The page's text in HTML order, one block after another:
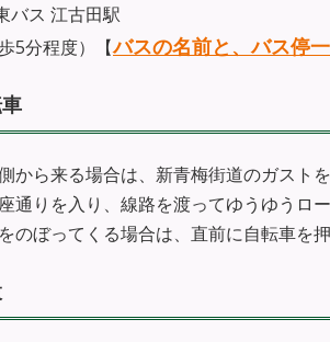
バス 江古田駅
歩5分程度）【バスの名前と、バス停
から来る場合は、新青梅街道のガスト
通りを入り、線路を渡ってゆうゆうロ
のぼってくる場合は、直前に自転車を